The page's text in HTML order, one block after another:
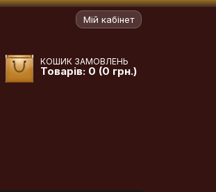
Мій кабінет
КОШИК ЗАМОВЛЕНЬ
Товарів: 0 (0 грн.)